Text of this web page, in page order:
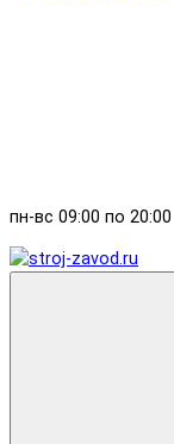
пн-вс 09:00 по 20:00